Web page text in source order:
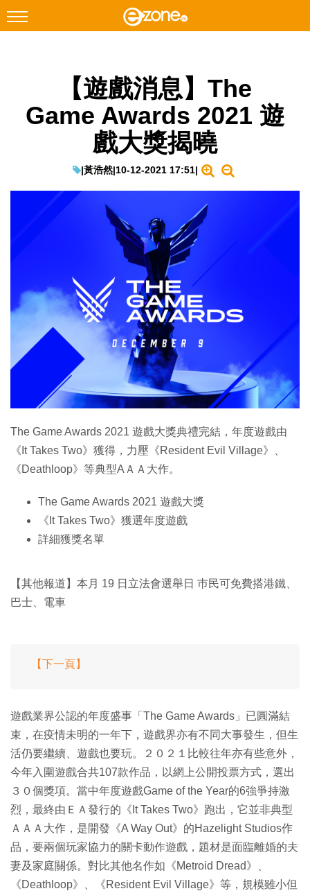
Instagram
科技焦點
教學評測
生成式AI與雲端應用
Enterprise Digital Transformation
【遊戲消息】The
Game Awards 2021 遊
戲大獎揭曉
|黃浩然|10-12-2021 17:51|
The Game Awards 2021 遊戲大獎典禮完結，年度遊戲由
《It Takes Two》獲得，力壓《Resident Evil Village》、
《Deathloop》等典型AＡＡ大作。
The Game Awards 2021 遊戲大獎
《It Takes Two》獲選年度遊戲
詳細獲獎名單
【其他報道】本月 19 日立法會選舉日 巿民可免費搭港鐵、
巴士、電車
【下一頁】
遊戲業界公認的年度盛事「The Game Awards」已圓滿結
束，在疫情未明的一年下，遊戲界亦有不同大事發生，但生
活仍要繼續、遊戲也要玩。２０２１比較往年亦有些意外，
今年入圍遊戲合共107款作品，以網上公開投票方式，選出
３０個獎項。當中年度遊戲Game of the Year的6強爭持激
烈，最終由ＥＡ發行的《It Takes Two》跑出，它並非典型
ＡＡＡ大作，是開發《A Way Out》的Hazelight Studios作
品，要兩個玩家協力的關卡動作遊戲，題材是面臨離婚的夫
妻及家庭關係。對比其他名作如《Metroid Dread》、
《Deathloop》、《Resident Evil Village》等，規模雖小但